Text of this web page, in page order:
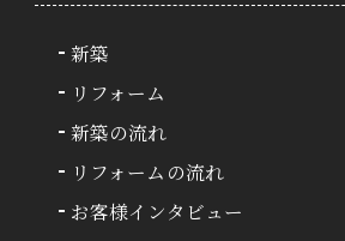
新築
リフォーム
新築の流れ
リフォームの流れ
お客様インタビュー